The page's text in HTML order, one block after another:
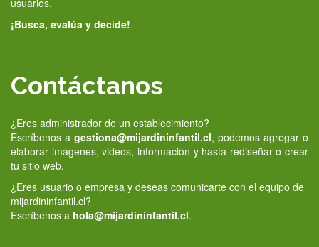
¡Busca, evalúa y decide!
Contáctanos
¿Eres administrador de un establecimiento?
Escríbenos a gestiona@mijardininfantil.cl, podemos agregar o
elaborar imágenes, videos, información y hasta rediseñar o crear
tu sitio web.
¿Eres usuario o empresa y deseas comunicarte con el equipo de
mijardininfantil.cl?
Escríbenos a hola@mijardininfantil.cl.